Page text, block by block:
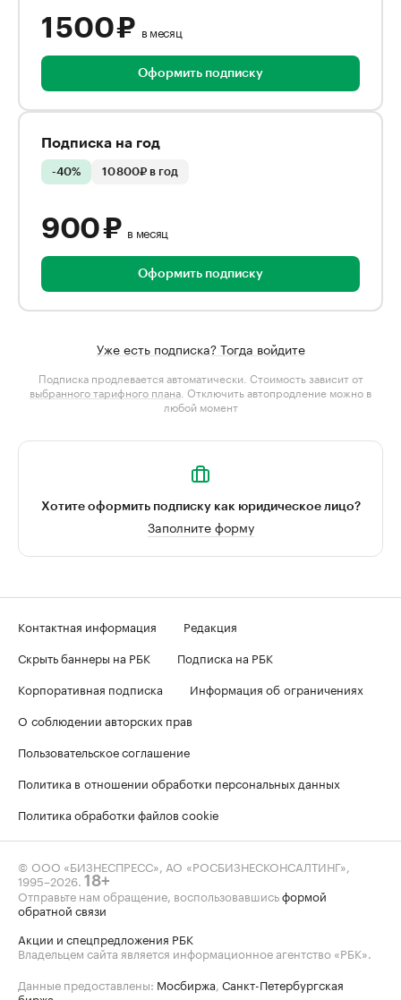
1 500 ₽ в месяц
Оформить подписку
Подписка на год
-40% 10 800₽ в год
900 ₽ в месяц
Оформить подписку
Уже есть подписка? Тогда войдите
Подписка продлевается автоматически. Стоимость зависит от
выбранного тарифного плана . Отключить автопродление можно в
любой момент
Хотите оформить подписку как юридическое лицо?
Заполните форму
Контактная информация
Редакция
Скрыть баннеры на РБК
Подписка на РБК
Корпоративная подписка
Информация об ограничениях
О соблюдении авторских прав
Пользовательское соглашение
Политика в отношении обработки персональных данных
Политика обработки файлов cookie
© ООО «БИЗНЕСПРЕСС», АО «РОСБИЗНЕСКОНСАЛТИНГ»,
1995–2026. 18+
Отправьте нам обращение, воспользовавшисьформой
обратной связи
Акции и спецпредложения РБК
Владельцем сайта является информационное агентство «РБК».
Данные предоставлены: Мосбиржа, Санкт-Петербургская